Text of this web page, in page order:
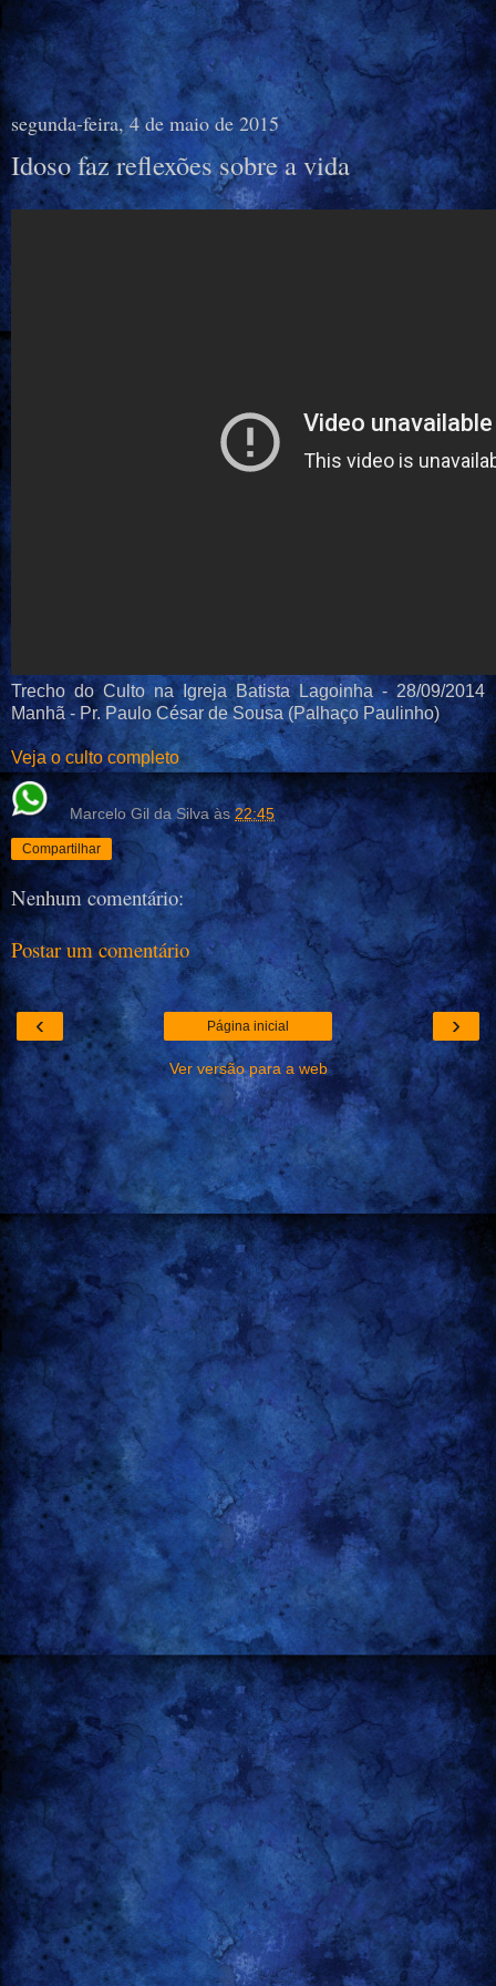
segunda-feira, 4 de maio de 2015
Idoso faz reflexões sobre a vida
Trecho do Culto na Igreja Batista Lagoinha - 28/09/2014
Manhã - Pr. Paulo César de Sousa (Palhaço Paulinho)
Veja o culto completo
Marcelo Gil da Silva às22:45
Compartilhar
Nenhum comentário:
Postar um comentário
‹ ›
Página inicial
Ver versão para a web